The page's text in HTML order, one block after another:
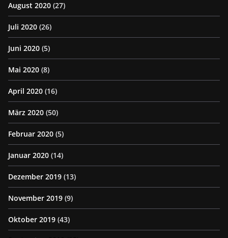
August 2020 (27)
Juli 2020 (26)
Juni 2020 (5)
Mai 2020 (8)
April 2020 (16)
März 2020 (50)
Februar 2020 (5)
Januar 2020 (14)
Dezember 2019 (13)
November 2019 (9)
Oktober 2019 (43)